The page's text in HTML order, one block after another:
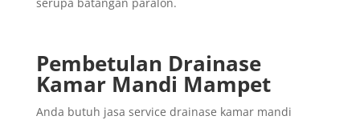
Pembetulan Drainase
Kamar Mandi Mampet
Anda butuh jasa service drainase kamar mandi